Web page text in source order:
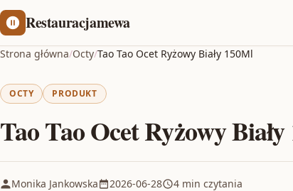
Restauracjamewa
Strona główna/Octy/Tao Tao Ocet Ryżowy Biały 150Ml
OCTY PRODUKT
Tao Tao Ocet Ryżowy
Monika Jankowska 2026-06-28 4 min czytania